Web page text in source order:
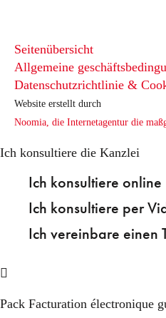
Seitenübersicht
Allgemeine
Datenschutzrichtlinie &
Website erstellt durch
Noomia, die Internetagentur die
Ich konsultiere die Kanzlei
Ich konsultiere online
Ich konsultiere per
Ich vereinbare einen
Pack Facturation électronique